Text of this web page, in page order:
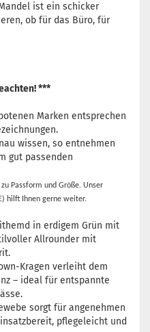
ist ein schicker
ob für das Büro, für
***
Marken entsprechen
wissen, so entnehmen
gut passenden
Passform und Größe. Unser
hilft Ihnen gerne weiter.
in erdigem Grün mit
Allrounder mit
Kragen verleiht dem
– ideal für entspannte
sorgt für angenehmen
pflegeleicht und